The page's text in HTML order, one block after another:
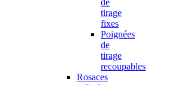
tirage
fixes
Poignées
de
tirage
recoupables
Rosaces